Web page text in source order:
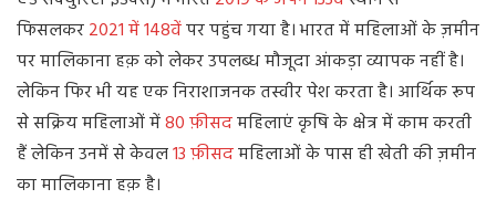
फिसलकर2021 में 148वेंपर पहुंच गया है। भारत में महिलाओं के ज़मीन
पर मालिकाना हक़ को लेकर उपलब्ध मौजूदा आंकड़ा व्यापक नहीं है।
लेकिन फिर भी यह एक निराशाजनक तस्वीर पेश करता है। आर्थिक रूप
से सक्रिय महिलाओं में80 फ़ीसदमहिलाएं कृषि के क्षेत्र में काम करती
हैं लेकिन उनमें से केवल13 फ़ीसदमहिलाओं के पास ही खेती की ज़मीन
का मालिकाना हक़ है।